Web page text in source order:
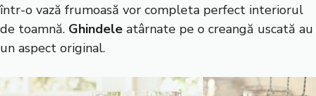
într-o vază frumoasă vor completa perfect interiorul
de toamnă. Ghindele atârnate pe o creangă uscată au
un aspect original.